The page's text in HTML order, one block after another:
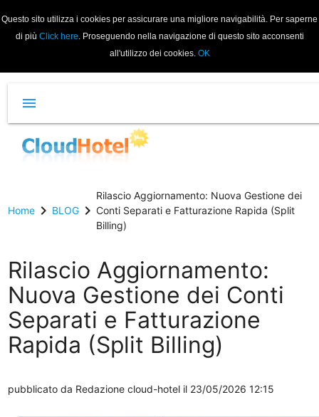
Questo sito utilizza i cookies per assicurare una migliore navigabilità. Per saperne
di più Click here. Proseguendo nella navigazione di questo sito acconsenti
all'utilizzo dei cookies. OK
menu
Homechevron_right BLOGchevron_right
Rilascio Aggiornamento: Nuova Gestione dei
Conti Separati e Fatturazione Rapida (Split
Billing)
Rilascio Aggiornamento:
Nuova Gestione dei Conti
Separati e Fatturazione
Rapida (Split Billing)
pubblicato da Redazione cloud-hotelil 23/05/2026 12:15